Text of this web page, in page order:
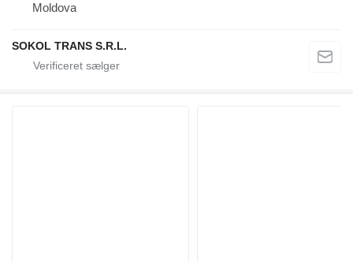
Moldova
SOKOL TRANS S.R.L.